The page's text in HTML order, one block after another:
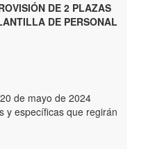
DE 2 PLAZAS
DE PERSONAL
de mayo de 2024
y específicas que regirán